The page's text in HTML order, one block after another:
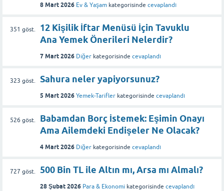
8 Mart 2026 Ev & Yaşam kategorisinde cevaplandı
351 göst.
12 Kişilik İftar Menüsü İçin Tavuklu
Ana Yemek Önerileri Nelerdir?
7 Mart 2026 Diğer kategorisinde cevaplandı
323 göst. Sahura neler yapiyorsunuz?
5 Mart 2026 Yemek-Tarifler kategorisinde cevaplandı
526 göst.
Babamdan Borç İstemek: Eşimin Onayı
Ama Ailemdeki Endişeler Ne Olacak?
4 Mart 2026 Diğer kategorisinde cevaplandı
727 göst. 500 Bin TL ile Altın mı, Arsa mı Almalı?
28 Şubat 2026 Para & Ekonomi kategorisinde cevaplandı